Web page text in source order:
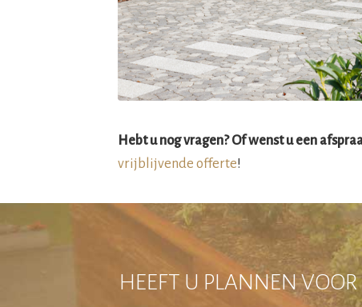
Hebt u nog vragen? Of wenst u een
vrijblijvende offerte!
HEEFT U PLANNEN